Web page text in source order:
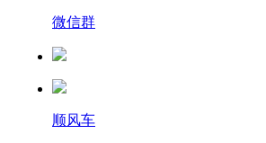
微信群
顺风车